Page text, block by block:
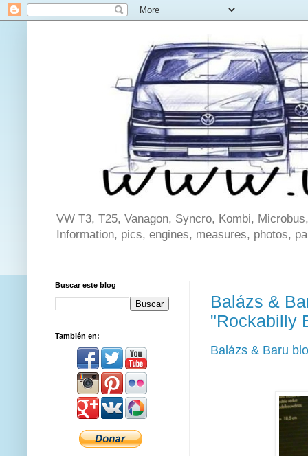
VW T3, T25, Vanagon, Syncro, Kombi,
Information, pics, engines, measures, photos,
Balázs &
"Rockabilly
Balázs & Baru
Buscar este blog
También en: